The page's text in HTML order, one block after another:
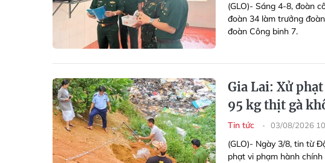
(GLO)- Sáng 4-8, đoàn
đoàn 34 làm trưởng
đoàn Công binh 7.
Gia Lai: Xử
95 kg thịt gà
Tin tức 03/08/2026
(GLO)- Ngày 3/8, tin từ
phạt vi phạm hành